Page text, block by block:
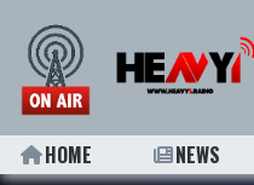
HOME NEWS